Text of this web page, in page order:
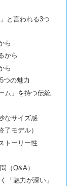
と言われる3つ
ら
から
ら
つの魅力
ム」を持つ伝統
なサイズ感
モデル）
トーリー性
（Q&A）
「魅力が深い」